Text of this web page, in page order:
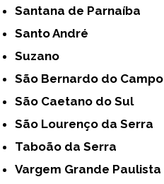
Santana de Parnaíba
Santo André
Suzano
São Bernardo do Campo
São Caetano do Sul
São Lourenço da Serra
Taboão da Serra
Vargem Grande Paulista